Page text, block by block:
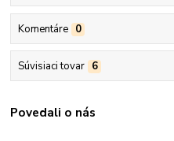
Komentáre 0
Súvisiaci tovar 6
Povedali o nás